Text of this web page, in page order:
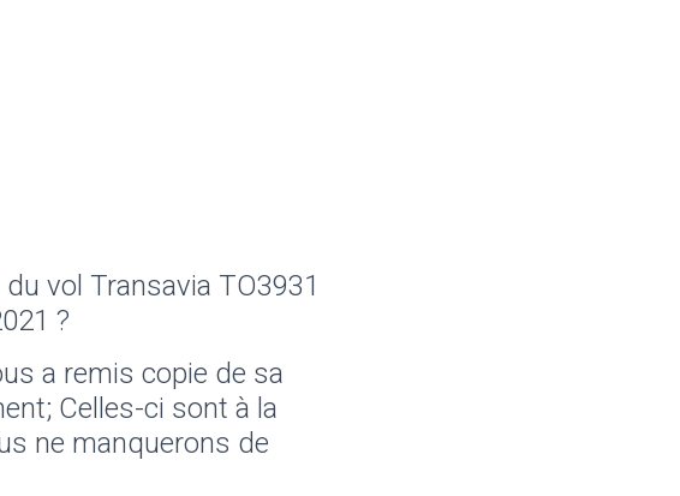
vol Transavia TO3931
?
a remis copie de sa
Celles-ci sont à la
ne manquerons de